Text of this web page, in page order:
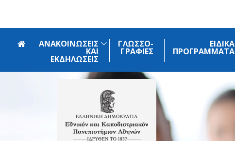
ΑΝΑΚΟΙΝΩΣΕΙΣ
ΚΑΙ
ΕΚΔΗΛΩΣΕΙΣ
ΓΛΩΣΣΟ-
ΓΡΑΦΙΕΣ
ΕΙΔΙΚΑ
ΠΡΟΓΡΑΜΜΑΤΑ